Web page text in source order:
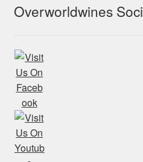
Overworldwines